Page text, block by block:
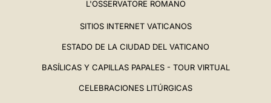
L'OSSERVATORE ROMANO
SITIOS INTERNET VATICANOS
ESTADO DE LA CIUDAD DEL VATICANO
BASÍLICAS Y CAPILLAS PAPALES - TOUR VIRTUAL
CELEBRACIONES LITÚRGICAS